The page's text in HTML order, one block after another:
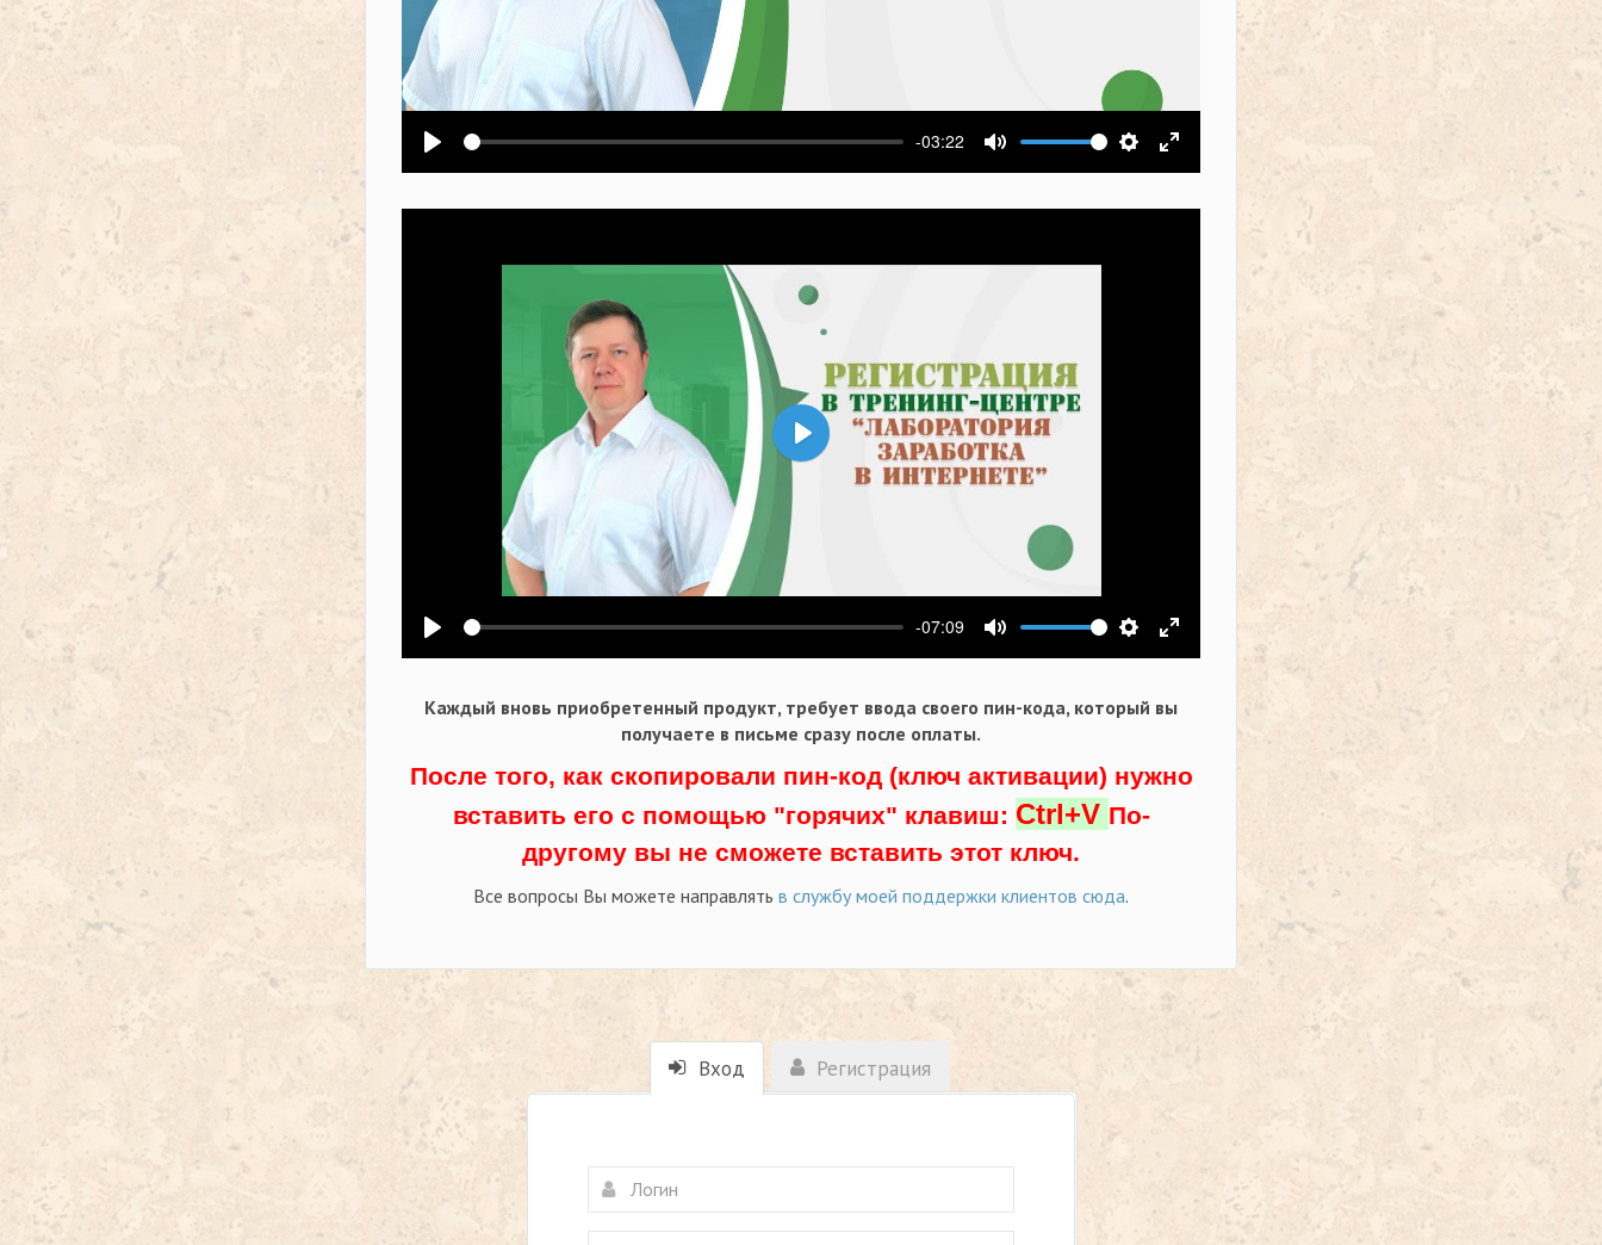
Воспроизвести
-03:22
Выключить звукНастройки
На весь экран
Воспроизвести
-07:09
Выключить звукНастройки
На весь экран
Воспроизвести
Каждый вновь приобретенный продукт, требует ввода своего пин-кода, который вы
получаете в письме сразу после оплаты.
После того, как скопировали пин-код (ключ активации) нужно
вставить его с помощью "горячих" клавиш: Ctrl+V По-
другому вы не сможете вставить этот ключ.
Все вопросы Вы можете направлять в службу моей поддержки клиентов сюда.
Вход Регистрация